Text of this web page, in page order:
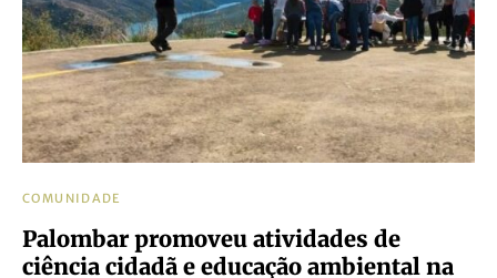
COMUNIDADE
Palombar promoveu atividades de
ciência cidadã e educação ambiental na